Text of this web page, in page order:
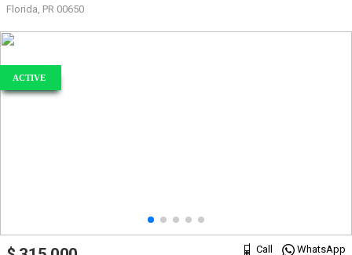
Florida, PR 00650
ACTIVE
Call WhatsApp